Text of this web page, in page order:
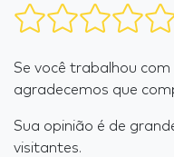
Se você trabalhou
agradecemos que
Sua opinião é de
visitantes.